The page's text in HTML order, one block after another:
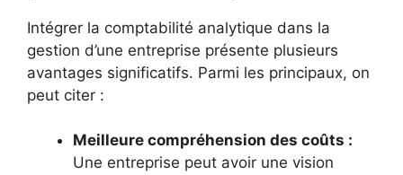
Intégrer la comptabilité analytique dans la
gestion d’une entreprise présente plusieurs
avantages significatifs. Parmi les principaux, on
peut citer :
Meilleure compréhension des coûts :
Une entreprise peut avoir une vision